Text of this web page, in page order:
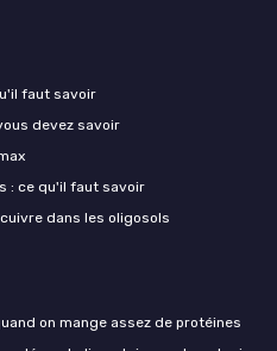
faut savoir
devez savoir
: ce qu'il faut savoir
dans les oligosols
on mange assez de protéines